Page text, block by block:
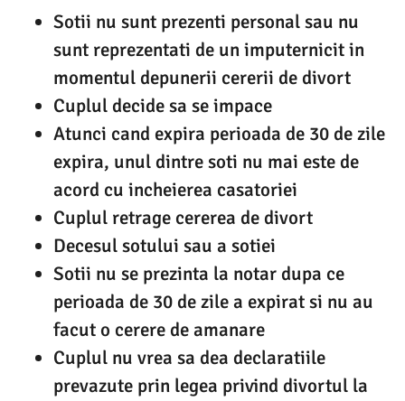
Sotii nu sunt prezenti personal sau nu
sunt reprezentati de un imputernicit in
momentul depunerii cererii de divort
Cuplul decide sa se impace
Atunci cand expira perioada de 30 de zile
expira, unul dintre soti nu mai este de
acord cu incheierea casatoriei
Cuplul retrage cererea de divort
Decesul sotului sau a sotiei
Sotii nu se prezinta la notar dupa ce
perioada de 30 de zile a expirat si nu au
facut o cerere de amanare
Cuplul nu vrea sa dea declaratiile
prevazute prin legea privind divortul la